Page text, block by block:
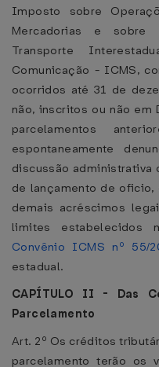
Imposto sobre
Mercadorias e sobre
Transporte
Comunicação - ICMS,
ocorridos até 31 de
não, inscritos ou não em
parcelamentos
espontaneamente
discussão administrativa
de lançamento de
demais acréscimos
limites
Convênio ICMS nº 55/
estadual.
CAPÍTULO II - Das
Parcelamento
Art. 2º Os créditos
parcelamento terão os